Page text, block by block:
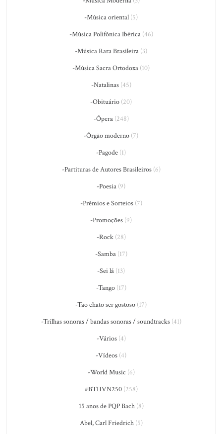
-Música oriental (5)
-Música Polifônica Ibérica(46)
-Música Rara Brasileira (3)
-Música Sacra Ortodoxa (10)
-Natalinas(45)
-Obituário (20)
-Ópera(248)
-Órgão moderno (7)
-Pagode (1)
-Partituras de Autores Brasileiros(6)
-Poesia (9)
-Prêmios e Sorteios(7)
-Promoções (9)
-Rock(28)
-Samba(17)
-Sei lá (13)
-Tango(17)
-Tão chato ser gostoso (17)
-Trilhas sonoras / bandas sonoras / soundtracks(41)
-Vários(4)
-Vídeos (4)
-World Music (6)
#BTHVN250(258)
15 anos de PQP Bach(8)
Abel, Carl Friedrich(5)